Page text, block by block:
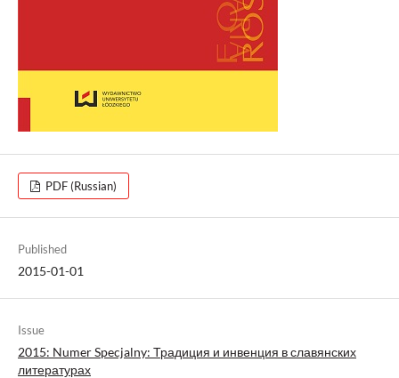
PDF (Russian)
Published
2015-01-01
Issue
2015: Numer Specjalny: Традиция и инвенция в славянских
литературах